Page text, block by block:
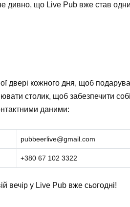
дивно, що Live Pub вже став
двері кожного дня, щоб
столик, щоб забезпечити
даними:
pubbeerlive@gmail.com
+380 67 102 3322
вечір у Live Pub вже сьогодні!